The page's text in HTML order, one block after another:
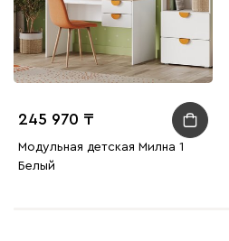
245 970
Модульная детская Милна 1
Белый